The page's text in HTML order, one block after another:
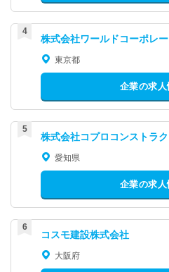
株式会社ワールドコーポレ
東京都
企業の求
株式会社コプロコンストラ
愛知県
企業の求
コスモ建設株式会社
大阪府